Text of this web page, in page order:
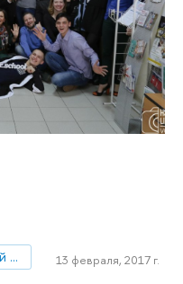
Факультет менеджмента (Нижний Новгород)
13 февраля, 2017 г.